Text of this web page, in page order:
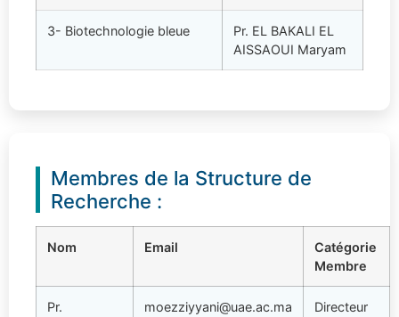
3- Biotechnologie bleue
Pr. EL BAKALI EL
AISSAOUI Maryam
Membres de la Structure de
Recherche :
Nom Email
Catégorie
Membre
Pr.
moezziyyani@uae.ac.ma
Directeur